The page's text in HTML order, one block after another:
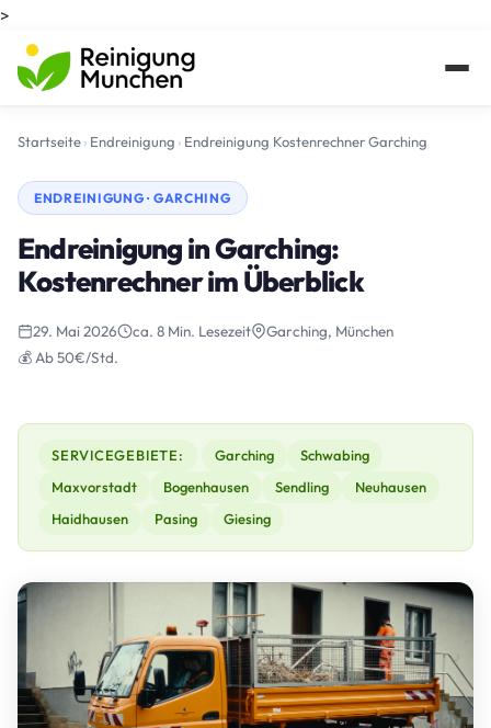
>
Startseite› Endreinigung › Endreinigung Kostenrechner Garching
ENDREINIGUNG · GARCHING
Endreinigung in Garching:
Kostenrechner im Überblick
29. Mai 2026 ca. 8 Min. Lesezeit
Garching, München
💰 Ab 50€/Std.
SERVICEGEBIETE: Garching
Schwabing
Maxvorstadt
Bogenhausen Sendling
Neuhausen
Haidhausen
Pasing Giesing